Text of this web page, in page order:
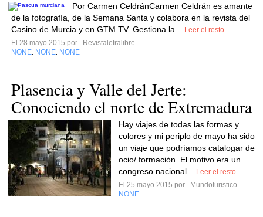
Por Carmen CeldránCarmen Celdrán es amante
de la fotografía, de la Semana Santa y colabora en la revista del
Casino de Murcia y en GTM TV. Gestiona la...
Leer el resto
El 28 mayo 2015 por
Revistaletralibre
NONE NONE NONE
Plasencia y Valle del Jerte:
Conociendo el norte de Extremadura
Hay viajes de todas las formas y
colores y mi periplo de mayo ha sido
un viaje que podríamos catalogar de
ocio/ formación. El motivo era un
congreso nacional...
Leer el resto
El 25 mayo 2015 por
Mundoturistico
NONE